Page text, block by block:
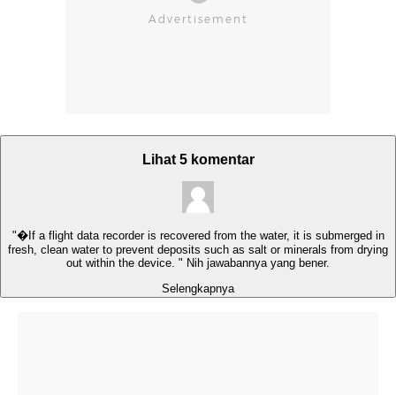
Lihat 5 komentar
"�If a flight data recorder is recovered from the water, it is submerged in
fresh, clean water to prevent deposits such as salt or minerals from drying
out within the device. " Nih jawabannya yang bener.
Selengkapnya